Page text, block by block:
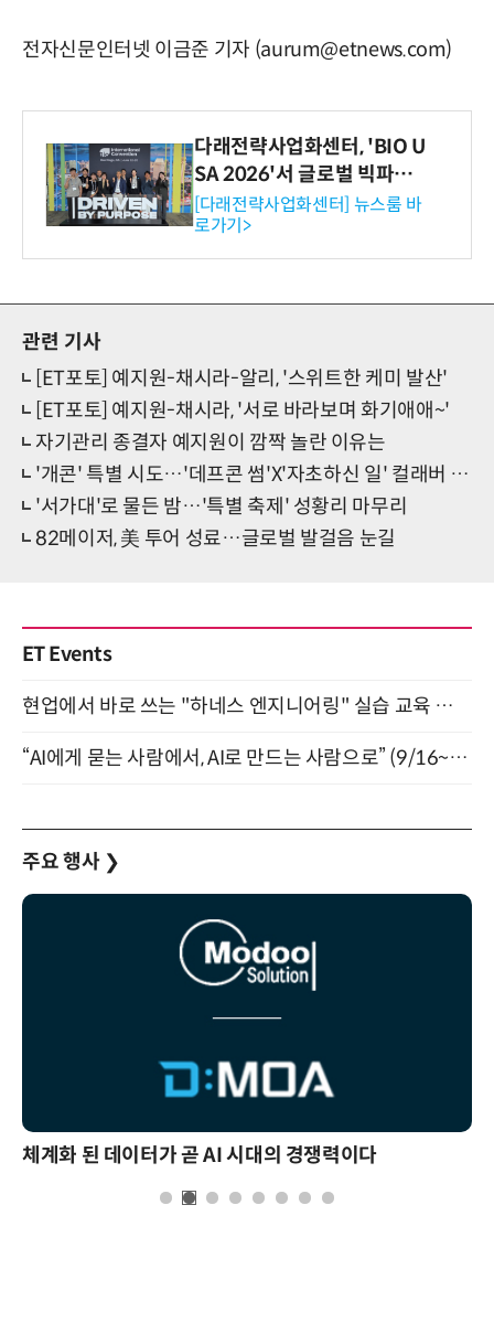
전자신문인터넷 이금준 기자 (aurum@etnews.com)
다래전략사업화센터, 'BIO U
SA 2026'서 글로벌 빅파마
와의 비즈니스 미팅 지원…K
-바이오 해외 진출 교두보 확
보
[다래전략사업화센터] 뉴스룸 바
로가기>
관련 기사
[ET포토] 예지원-채시라-알리, '스위트한 케미 발산'
[ET포토] 예지원-채시라, '서로 바라보며 화기애애~'
자기관리 종결자 예지원이 깜짝 놀란 이유는
'개콘' 특별 시도…'데프콘 썸'X'자초하신 일' 컬래버 선언
'서가대'로 물든 밤…'특별 축제' 성황리 마무리
82메이저, 美 투어 성료…글로벌 발걸음 눈길
ET Events
현업에서 바로 쓰는 "하네스 엔지니어링" 실습 교육 워크숍 8월 20일 개최
“AI에게 묻는 사람에서, AI로 만드는 사람으로” (9/16~17)
주요 행사 ❯
체계화 된 데이터가 곧 AI 시대의 경쟁력이다